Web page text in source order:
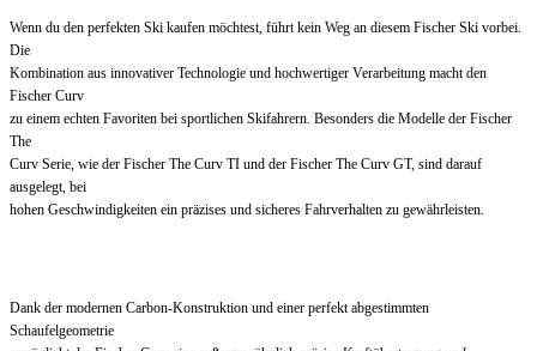
Wenn du den perfekten Ski kaufen möchtest, führt kein Weg an diesem Fischer Ski vorbei.
Die
Kombination aus innovativer Technologie und hochwertiger Verarbeitung macht den
Fischer Curv
zu einem echten Favoriten bei sportlichen Skifahrern. Besonders die Modelle der Fischer
The
Curv Serie, wie der Fischer The Curv TI und der Fischer The Curv GT, sind darauf
ausgelegt, bei
hohen Geschwindigkeiten ein präzises und sicheres Fahrverhalten zu gewährleisten.
Dank der modernen Carbon-Konstruktion und einer perfekt abgestimmten
Schaufelgeometrie